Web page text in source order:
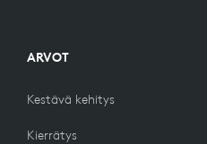
ARVOT
Kestävä kehitys
Kierrätys